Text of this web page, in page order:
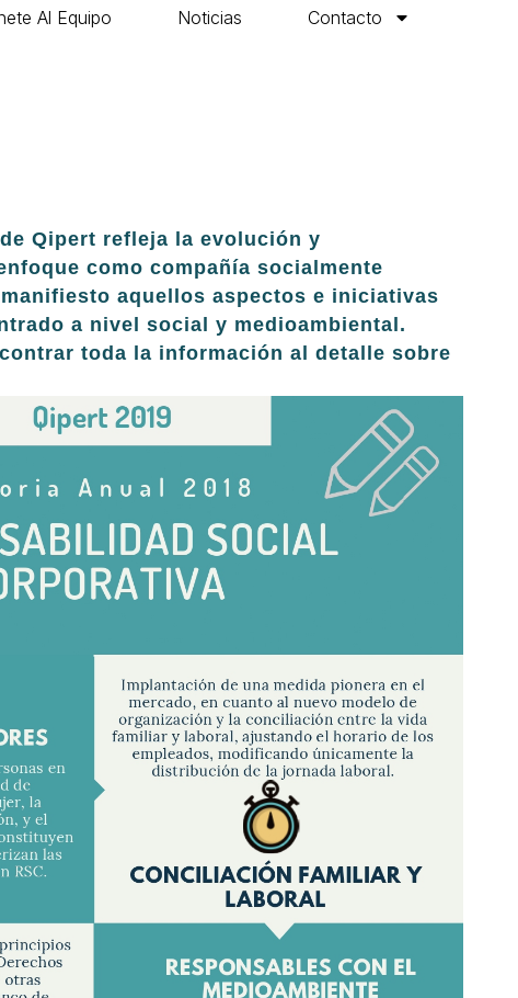
Al Equipo Noticias Contacto
Qipert refleja la evolución y
como compañía socialmente
aquellos aspectos e iniciativas
a nivel social y medioambiental.
toda la información al detalle sobre